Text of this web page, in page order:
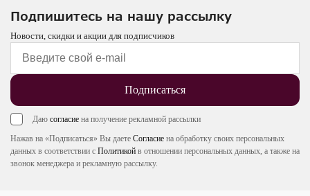
Подпишитесь на нашу рассылку
Новости, скидки и акции для подписчиков
Подписаться
Даю согласие на получение рекламной рассылки
Нажав на «Подписаться» Вы даете Согласие на обработку своих персональных
данных в соответствии с Политикой в отношении персональных данных, а также на
звонок менеджера и рекламную рассылку.